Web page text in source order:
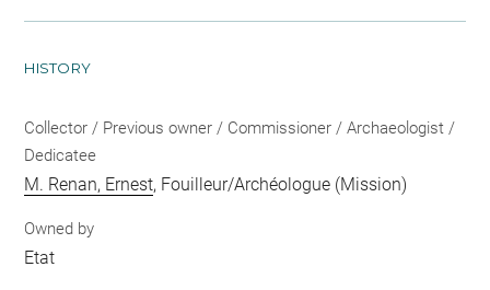
HISTORY
Collector / Previous owner / Commissioner / Archaeologist /
Dedicatee
M. Renan, Ernest, Fouilleur/Archéologue (Mission)
Owned by
Etat